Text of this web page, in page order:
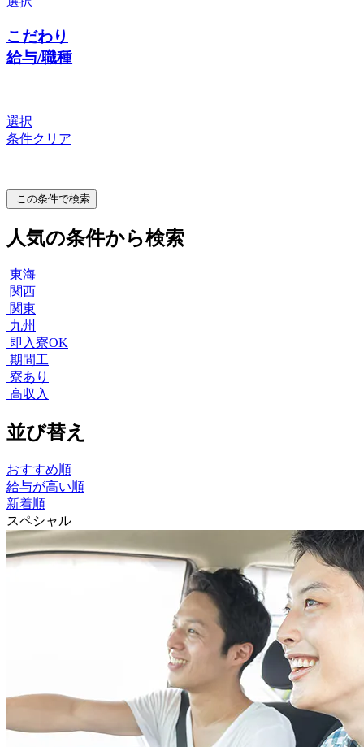
こだわり
給与/職種
選択
条件クリア
この条件で検索
人気の条件から検索
東海
関西
関東
九州
即入寮OK
期間工
寮あり
高収入
並び替え
おすすめ順
給与が高い順
新着順
スペシャル